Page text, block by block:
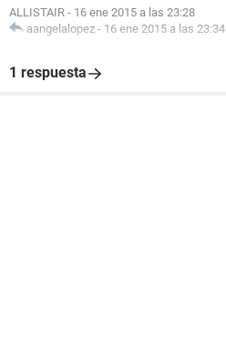
ALLISTAIR - 16 ene 2015 a las 23:28
aangelalopez - 16 ene 2015 a las 23:34
1 respuesta